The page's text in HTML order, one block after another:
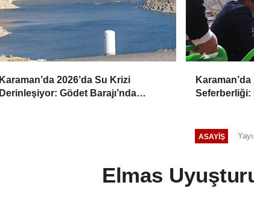
Karaman’da 2026’da Su Krizi
Derinleşiyor: Gödet Barajı’nda
Karaman’da
Seferberliği:
ASAYIŞ
Elmas